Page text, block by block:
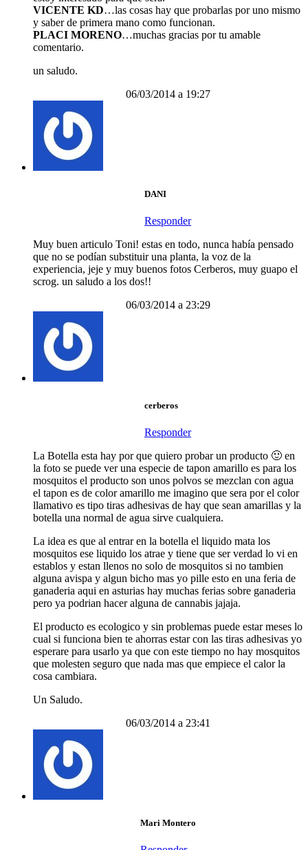
VICENTE KD…las cosas hay que probarlas por uno mismo
y saber de primera mano como funcionan.
PLACI MORENO…muchas gracias por tu amable
comentario.
un saludo.
06/03/2014 a 19:27
DANI
Responder
Muy buen articulo Toni! estas en todo, nunca había pensado
que no se podían substituir una planta, la voz de la
experiencia, jeje y muy buenos fotos Cerberos, muy guapo el
scrog. un saludo a los dos!!
06/03/2014 a 23:29
cerberos
Responder
La Botella esta hay por que quiero probar un producto 🙂 en
la foto se puede ver una especie de tapon amarillo es para los
mosquitos el producto son unos polvos se mezclan con agua
el tapon es de color amarillo me imagino que sera por el color
llamativo es tipo tiras adhesivas de hay que sean amarillas y la
botella una normal de agua sirve cualquiera.
La idea es que al entrar en la botella el liquido mata los
mosquitos ese liquido los atrae y tiene que ser verdad lo vi en
establos y estan llenos no solo de mosquitos si no tambien
alguna avispa y algun bicho mas yo pille esto en una feria de
ganaderia aqui en asturias hay muchas ferias sobre ganaderia
pero ya podrian hacer alguna de cannabis jajaja.
El producto es ecologico y sin problemas puede estar meses lo
cual si funciona bien te ahorras estar con las tiras adhesivas yo
esperare para usarlo ya que con este tiempo no hay mosquitos
que molesten seguro que nada mas que empiece el calor la
cosa cambiara.
Un Saludo.
06/03/2014 a 23:41
Mari Montero